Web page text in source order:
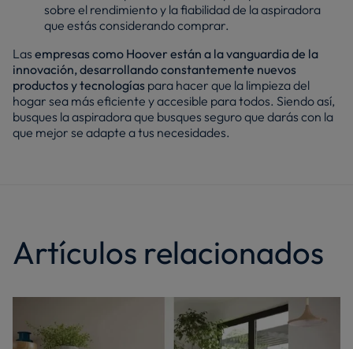
sobre el rendimiento y la fiabilidad de la aspiradora
que estás considerando comprar.
Las empresas como Hoover están a la vanguardia de la
innovación, desarrollando constantemente nuevos
productos y tecnologías para hacer que la limpieza del
hogar sea más eficiente y accesible para todos. Siendo así,
busques la aspiradora que busques seguro que darás con la
que mejor se adapte a tus necesidades.
Artículos relacionados